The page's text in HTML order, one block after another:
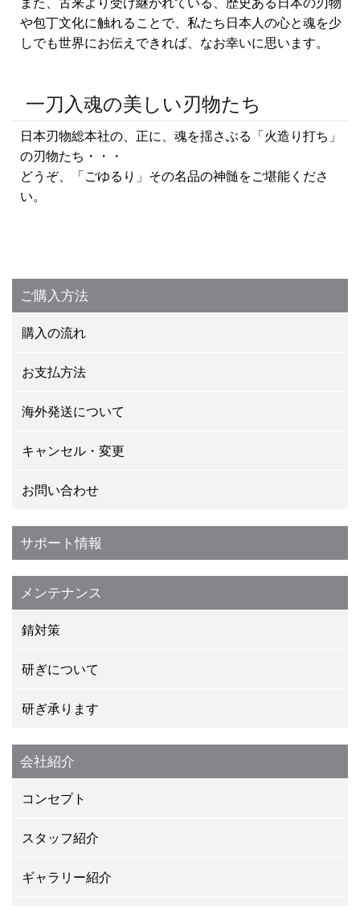
や包丁文化に触れることで、私たち日本人の心と魂を少
しでも世界にお伝えできれば、なお幸いに思います。
一刀入魂の美しい刃物たち
日本刃物総本社の、正に、魂を揺さぶる「火造り打ち」
の刃物たち・・・
どうぞ、「ごゆるり」その名品の神髄をご堪能くださ
い。
ご購入方法
購入の流れ
お支払方法
海外発送について
キャンセル・変更
お問い合わせ
サポート情報
メンテナンス
錆対策
研ぎについて
研ぎ承ります
会社紹介
コンセプト
スタッフ紹介
ギャラリー紹介